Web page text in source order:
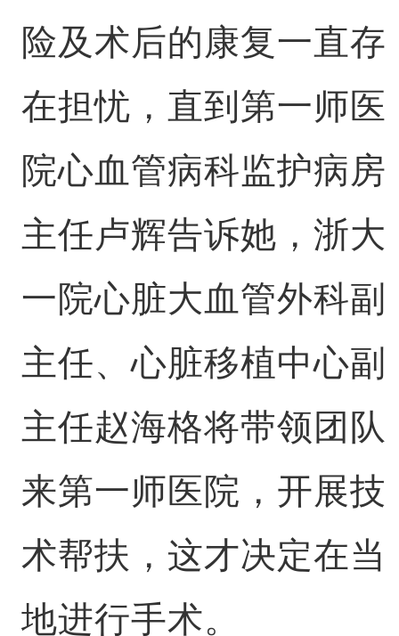
险及术后的康复一直存
在担忧，直到第一师医
院心血管病科监护病房
主任卢辉告诉她，浙大
一院心脏大血管外科副
主任、心脏移植中心副
主任赵海格将带领团队
来第一师医院，开展技
术帮扶，这才决定在当
地进行手术。